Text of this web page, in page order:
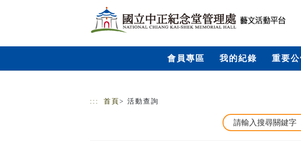
會員專區 我的紀錄 重要公
::: 首頁 > 活動查詢